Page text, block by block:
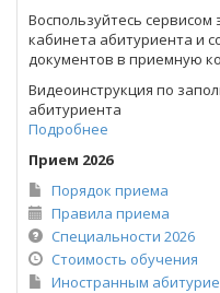
Воспользуйтесь сервисом
кабинета абитуриента и
документов в приемную
Видеоинструкция по
абитуриента
Подробнее
Прием 2026
Порядок приема
Правила приема
Специальности 2026
Стоимость обучения
Иностранным